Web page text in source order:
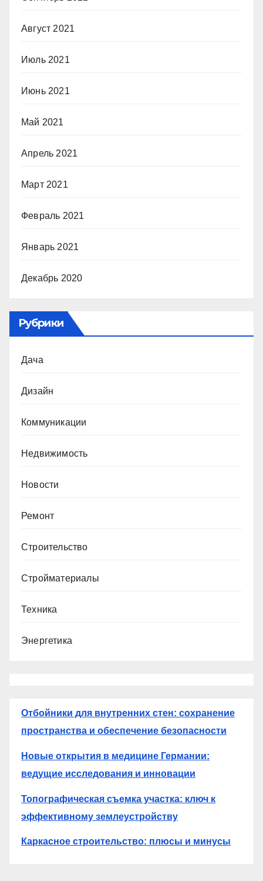
Август 2021
Июль 2021
Июнь 2021
Май 2021
Апрель 2021
Март 2021
Февраль 2021
Январь 2021
Декабрь 2020
Рубрики
Дача
Дизайн
Коммуникации
Недвижимость
Новости
Ремонт
Строительство
Стройматериалы
Техника
Энергетика
Отбойники для внутренних стен: сохранение
пространства и обеспечение безопасности
Новые открытия в медицине Германии:
ведущие исследования и инновации
Топографическая съемка участка: ключ к
эффективному землеустройству
Каркасное строительство: плюсы и минусы